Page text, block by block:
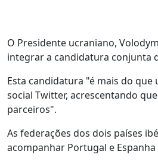
O Presidente ucraniano,
integrar a candidatura conjunta
Esta candidatura "é mais do
social Twitter, acrescentando
parceiros".
As federações dos dois países
acompanhar Portugal e